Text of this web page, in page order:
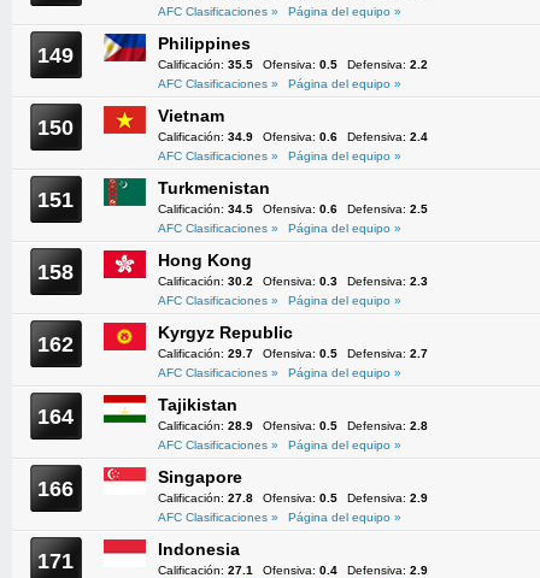
AFC Clasificaciones »
Página del equipo »
149 Philippines
Calificación: 35.5 Ofensiva: 0.5 Defensiva: 2.2
AFC Clasificaciones »
Página del equipo »
150 Vietnam
Calificación: 34.9 Ofensiva: 0.6 Defensiva: 2.4
AFC Clasificaciones »
Página del equipo »
151 Turkmenistan
Calificación: 34.5 Ofensiva: 0.6 Defensiva: 2.5
AFC Clasificaciones »
Página del equipo »
158 Hong Kong
Calificación: 30.2 Ofensiva: 0.3 Defensiva: 2.3
AFC Clasificaciones »
Página del equipo »
162 Kyrgyz Republic
Calificación: 29.7 Ofensiva: 0.5 Defensiva: 2.7
AFC Clasificaciones »
Página del equipo »
164 Tajikistan
Calificación: 28.9 Ofensiva: 0.5 Defensiva: 2.8
AFC Clasificaciones »
Página del equipo »
166 Singapore
Calificación: 27.8 Ofensiva: 0.5 Defensiva: 2.9
AFC Clasificaciones »
Página del equipo »
171 Indonesia
Calificación: 27.1 Ofensiva: 0.4 Defensiva: 2.9